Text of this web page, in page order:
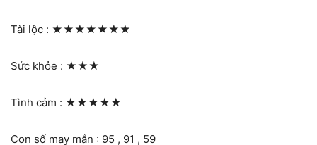
Tài lộc : ★★★★★★★
Sức khỏe : ★★★
Tình cảm : ★★★★★
Con số may mắn : 95 , 91 , 59